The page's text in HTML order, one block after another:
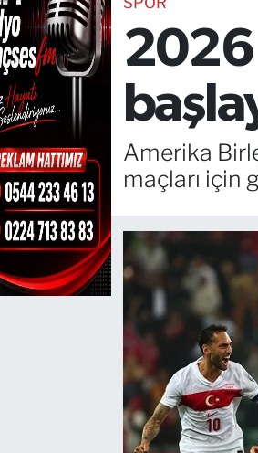
2026
Amerika
maçları için
TEKNOLOJİ
CANLI DİNLE
RESMİ İLANLAR
Gencsesfm Canlı Dinle